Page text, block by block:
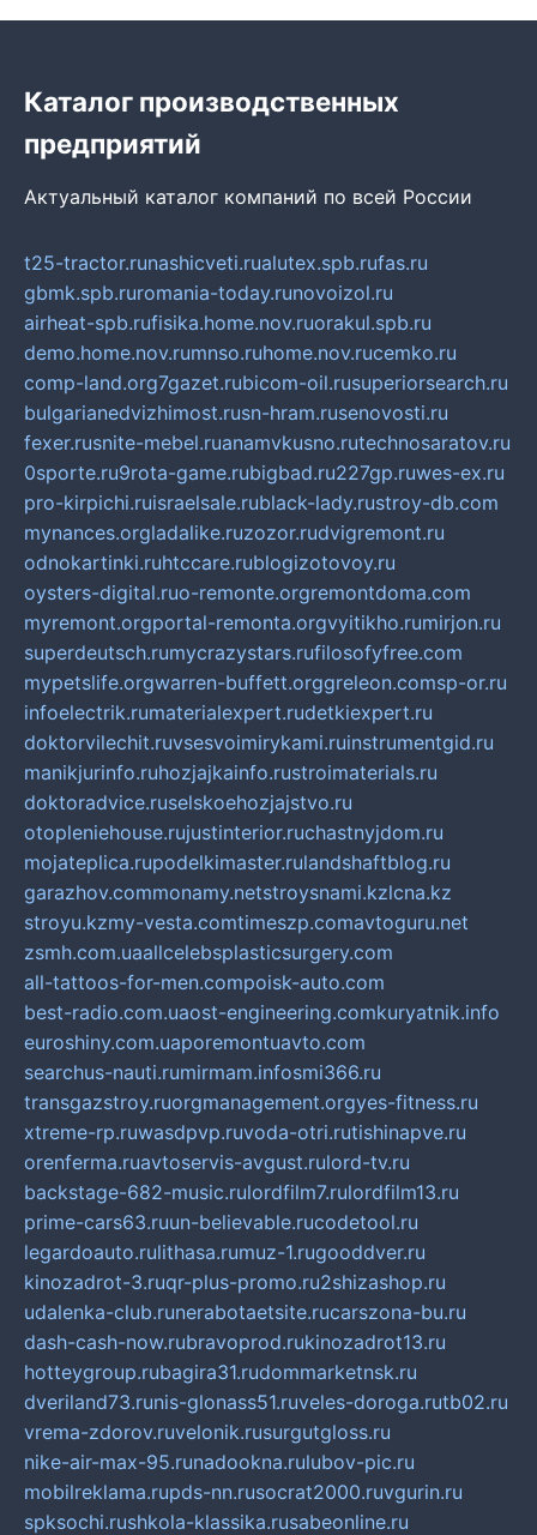
Каталог производственных
предприятий
Актуальный каталог компаний по всей России
t25-tractor.runashicveti.rualutex.spb.rufas.ru
gbmk.spb.ruromania-today.runovoizol.ru
airheat-spb.rufisika.home.nov.ruorakul.spb.ru
demo.home.nov.rumnso.ruhome.nov.rucemko.ru
comp-land.org7gazet.rubicom-oil.rusuperiorsearch.ru
bulgarianedvizhimost.rusn-hram.rusenovosti.ru
fexer.rusnite-mebel.ruanamvkusno.rutechnosaratov.ru
0sporte.ru9rota-game.rubigbad.ru227gp.ruwes-ex.ru
pro-kirpichi.ruisraelsale.rublack-lady.rustroy-db.com
mynances.orgladalike.ruzozor.rudvigremont.ru
odnokartinki.ruhtccare.rublogizotovoy.ru
oysters-digital.ruo-remonte.orgremontdoma.com
myremont.orgportal-remonta.orgvyitikho.rumirjon.ru
superdeutsch.rumycrazystars.rufilosofyfree.com
mypetslife.orgwarren-buffett.orggreleon.comsp-or.ru
infoelectrik.rumaterialexpert.rudetkiexpert.ru
doktorvilechit.ruvsesvoimirykami.ruinstrumentgid.ru
manikjurinfo.ruhozjajkainfo.rustroimaterials.ru
doktoradvice.ruselskoehozjajstvo.ru
otopleniehouse.rujustinterior.ruchastnyjdom.ru
mojateplica.rupodelkimaster.rulandshaftblog.ru
garazhov.commonamy.netstroysnami.kzlcna.kz
stroyu.kzmy-vesta.comtimeszp.comavtoguru.net
zsmh.com.uaallcelebsplasticsurgery.com
all-tattoos-for-men.compoisk-auto.com
best-radio.com.uaost-engineering.comkuryatnik.info
euroshiny.com.uaporemontuavto.com
searchus-nauti.rumirmam.infosmi366.ru
transgazstroy.ruorgmanagement.orgyes-fitness.ru
xtreme-rp.ruwasdpvp.ruvoda-otri.rutishinapve.ru
orenferma.ruavtoservis-avgust.rulord-tv.ru
backstage-682-music.rulordfilm7.rulordfilm13.ru
prime-cars63.ruun-believable.rucodetool.ru
legardoauto.rulithasa.rumuz-1.rugooddver.ru
kinozadrot-3.ruqr-plus-promo.ru2shizashop.ru
udalenka-club.runerabotaetsite.rucarszona-bu.ru
dash-cash-now.rubravoprod.rukinozadrot13.ru
hotteygroup.rubagira31.rudommarketnsk.ru
dveriland73.runis-glonass51.ruveles-doroga.rutb02.ru
vrema-zdorov.ruvelonik.rusurgutgloss.ru
nike-air-max-95.runadookna.rulubov-pic.ru
mobilreklama.rupds-nn.rusocrat2000.ruvgurin.ru
spksochi.rushkola-klassika.rusabeonline.ru